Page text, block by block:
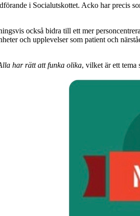
i Socialutskottet. Acko har precis
också bidra till ett mer
och upplevelser som patient och
har rätt att funka olika, vilket är ett tema